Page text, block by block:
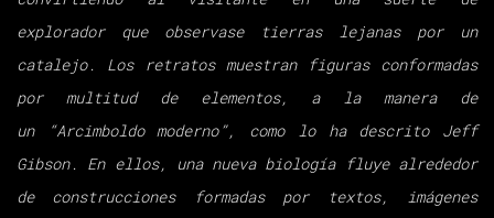
explorador que observase tierras lejanas por un
catalejo. Los retratos muestran figuras conformadas
por multitud de elementos, a la manera de
un
“Arcimboldo moderno”, como lo ha descrito Jeff
Gibson. En ellos, una nueva biología fluye alrededor
de construcciones formadas por textos, imágenes